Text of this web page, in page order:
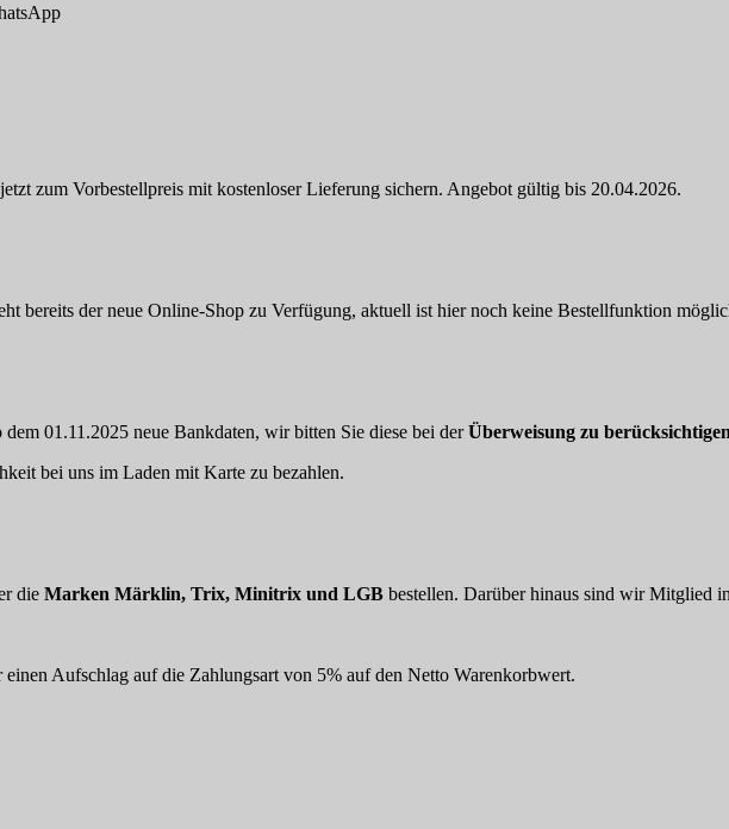
zum Vorbestellpreis mit kostenloser Lieferung sichern. Angebot gültig bis 20.04.2026.
bereits der neue Online-Shop zu Verfügung, aktuell ist hier noch keine Bestellfunktion
dem 01.11.2025 neue Bankdaten, wir bitten Sie diese bei derÜberweisung zu berücksichtigen
bei uns im Laden mit Karte zu bezahlen.
die Marken Märklin, Trix, Minitrix und LGB bestellen. Darüber hinaus sind wir Mitglied
Aufschlag auf die Zahlungsart von 5% auf den Netto Warenkorbwert.